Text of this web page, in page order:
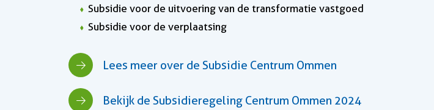
Subsidie voor de uitvoering van de transformatie vastgoed
Subsidie voor de verplaatsing
Lees meer over de Subsidie Centrum Ommen
Bekijk de Subsidieregeling Centrum Ommen 2024